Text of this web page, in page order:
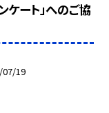
ケート」へのご協
07/19